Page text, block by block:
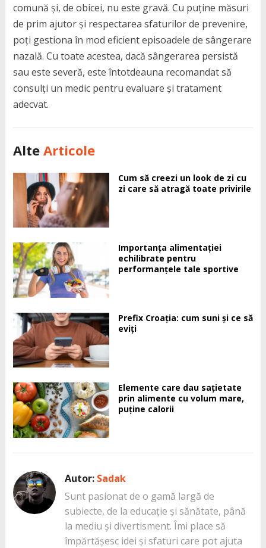
comună și, de obicei, nu este gravă. Cu puține măsuri
de prim ajutor și respectarea sfaturilor de prevenire,
poți gestiona în mod eficient episoadele de sângerare
nazală. Cu toate acestea, dacă sângerarea persistă
sau este severă, este întotdeauna recomandat să
consulți un medic pentru evaluare și tratament
adecvat.
Alte Articole
Cum să creezi un look de zi cu
zi care să atragă toate privirile
Importanța alimentației
echilibrate pentru
performanțele tale sportive
Prefix Croația: cum suni și ce să
eviți
Elemente care dau sațietate
prin alimente cu volum mare,
puține calorii
Autor: Sadak
Sunt pasionat de o gamă largă de
subiecte, de la educație și sănătate, până
la mediu și divertisment. Îmi place să
împărtășesc idei și sfaturi care pot ajuta